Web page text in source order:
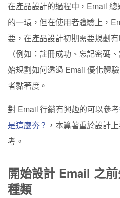
該用何種方式製作 Email？
設計 Email 的準則
版型尺寸與建立 Styleguide
圖片大小
設計靈感
在產品設計的過程中，Email
的一環，但在使用者體驗上，
要，在產品設計初期需要規劃
（例如：註冊成功、忘記密碼
始規劃如何透過 Email 優化體
者黏著度。
對 Email 行銷有興趣的可以參考
是這麼夯？ ，本篇著重於設計
考。
開始設計 Email 之
種類